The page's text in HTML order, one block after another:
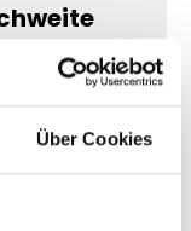
Über Cookies
wirkt